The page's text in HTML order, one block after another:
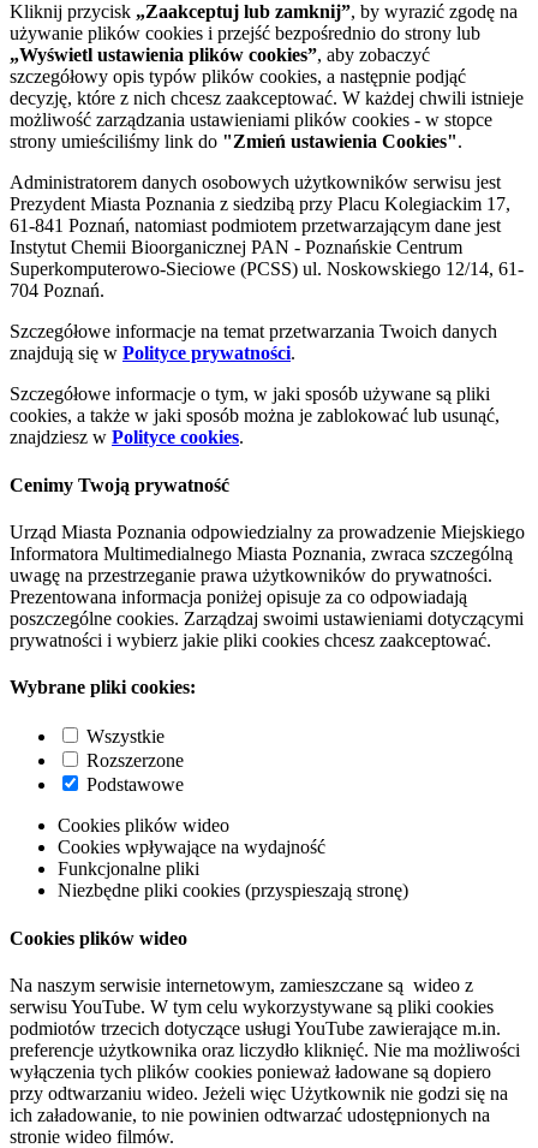
Kliknij przycisk „Zaakceptuj lub zamknij”, by wyrazić zgodę na
używanie plików cookies i przejść bezpośrednio do strony lub
„Wyświetl ustawienia plików cookies”, aby zobaczyć
szczegółowy opis typów plików cookies, a następnie podjąć
decyzję, które z nich chcesz zaakceptować. W każdej chwili istnieje
możliwość zarządzania ustawieniami plików cookies - w stopce
strony umieściliśmy link do "Zmień ustawienia Cookies".
Administratorem danych osobowych użytkowników serwisu jest
Prezydent Miasta Poznania z siedzibą przy Placu Kolegiackim 17,
61-841 Poznań, natomiast podmiotem przetwarzającym dane jest
Instytut Chemii Bioorganicznej PAN - Poznańskie Centrum
Superkomputerowo-Sieciowe (PCSS) ul. Noskowskiego 12/14, 61-
704 Poznań.
Szczegółowe informacje na temat przetwarzania Twoich danych
znajdują się w Polityce prywatności.
Szczegółowe informacje o tym, w jaki sposób używane są pliki
cookies, a także w jaki sposób można je zablokować lub usunąć,
znajdziesz w Polityce cookies.
Cenimy Twoją prywatność
Urząd Miasta Poznania odpowiedzialny za prowadzenie Miejskiego
Informatora Multimedialnego Miasta Poznania, zwraca szczególną
uwagę na przestrzeganie prawa użytkowników do prywatności.
Prezentowana informacja poniżej opisuje za co odpowiadają
poszczególne cookies. Zarządzaj swoimi ustawieniami dotyczącymi
prywatności i wybierz jakie pliki cookies chcesz zaakceptować.
Wybrane pliki cookies:
Wszystkie
Rozszerzone
Podstawowe
Cookies plików wideo
Cookies wpływające na wydajność
Funkcjonalne pliki
Niezbędne pliki cookies (przyspieszają stronę)
Cookies plików wideo
Na naszym serwisie internetowym, zamieszczane są wideo z
serwisu YouTube. W tym celu wykorzystywane są pliki cookies
podmiotów trzecich dotyczące usługi YouTube zawierające m.in.
preferencje użytkownika oraz liczydło kliknięć. Nie ma możliwości
wyłączenia tych plików cookies ponieważ ładowane są dopiero
przy odtwarzaniu wideo. Jeżeli więc Użytkownik nie godzi się na
ich załadowanie, to nie powinien odtwarzać udostępnionych na
stronie wideo filmów.